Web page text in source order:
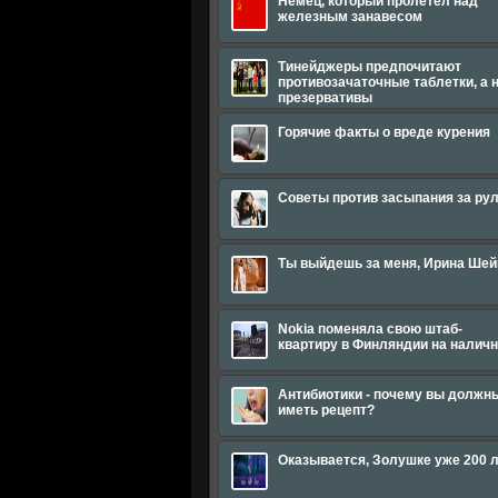
железным занавесом
Тинейджеры предпочитают
противозачаточные таблетки, а
презервативы
Горячие факты о вреде курения
Советы против засыпания за
Ты выйдешь за меня, Ирина
Nokia поменяла свою штаб-
квартиру в Финляндии на
Антибиотики - почему вы
иметь рецепт?
Оказывается, Золушке уже 200